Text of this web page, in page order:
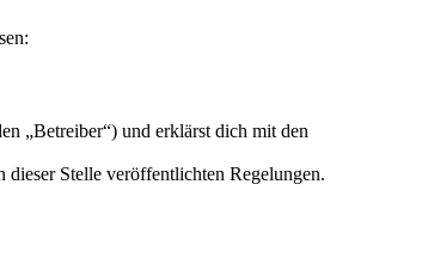
„Betreiber“) und erklärst dich mit den
Stelle veröffentlichten Regelungen.